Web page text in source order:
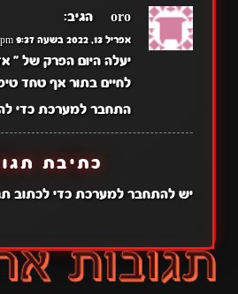
Zoro הגיב:
אפריל 13, 2022 בשעה 9:37 pm
יעלה היום הפרק של "
לחיים בתור אף טחד
התחבר למערכת כדי
כתיבת
יש להתחבר למערכתכדי לכתוב